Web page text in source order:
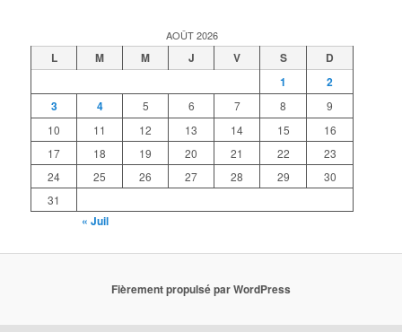
AOÛT 2026
L M M J V S
D
1
2
3
4 5 6 7 8
9
10
11 12 13 14 15
16
17
18 19 20 21 22
23
24
25 26 27 28 29
30
31
« Juil
Fièrement propulsé par WordPress